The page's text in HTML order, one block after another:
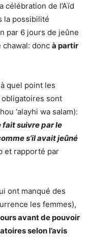
célébration de l’Aïd
la possibilité
par 6 jours de jeûne
donc à partir
quel point les
sont
‘alayhi wa salam):
fait suivre par le
s’il avait jeûné
et rapporté par
ont manqué des
les femmes),
avant de pouvoir
selon l’avis